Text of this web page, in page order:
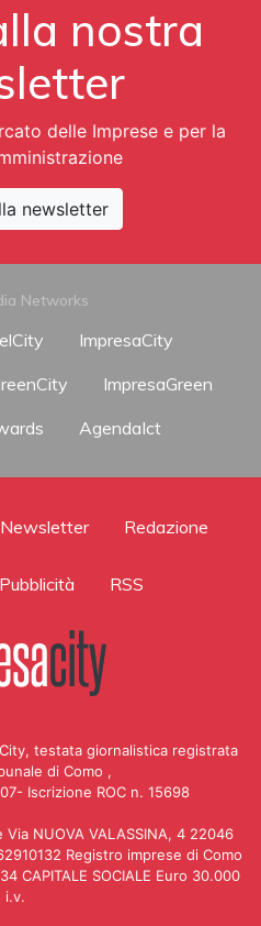
nostra
delle Imprese e per la
newsletter
Networks
ImpresaCity
ImpresaGreen
AgendaIct
Newsletter Redazione
Pubblicità RSS
testata giornalistica registrata
di Como ,
Iscrizione ROC n. 15698
Via NUOVA VALASSINA, 4 22046
Registro imprese di Como
CAPITALE SOCIALE Euro 30.000
i.v.